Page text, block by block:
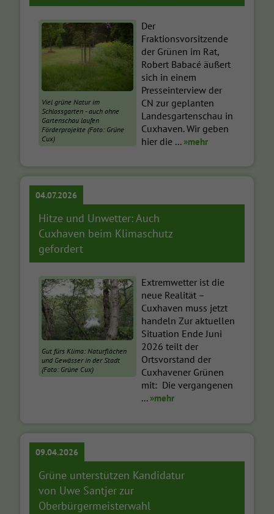
Viel grüne Natur im
Schlossgarten - auch ohne
Gartenschau laufen
Förderprojekte (Foto: Grüne
Cux)
Der
Fraktionsvorsitzende
der Grünen im Rat,
Robert Babacé äußert
sich in einem
Presseinterview der
CN zur geplanten
Landesgartenschau in
Cuxhaven. Wir geben
hier die ... »mehr
04.07.2026
Hitze und Unwetter: Auch
Cuxhaven beim Klimaschutz
gefordert
Gut fürs Klima: Naturflächen
und Gewässer in der Stadt
(Foto: Grüne Cux)
Extremwetter ist die
neue Realität –
Cuxhaven muss jetzt
handeln Zur aktuellen
Situation Ende Juni
2026 teilt der
Ortsvorstand der
Cuxhavener Grünen
mit: Die vergangenen
... »mehr
09.04.2026
Grüne unterstützen Kandidatur
von Uwe Santjer zur
Oberbürgermeisterwahl